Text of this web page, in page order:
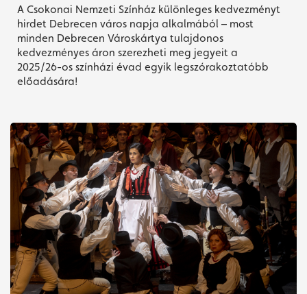
A Csokonai Nemzeti Színház különleges kedvezményt
hirdet Debrecen város napja alkalmából – most
minden Debrecen Városkártya tulajdonos
kedvezményes áron szerezheti meg jegyeit a
2025/26-os színházi évad egyik legszórakoztatóbb
előadására!